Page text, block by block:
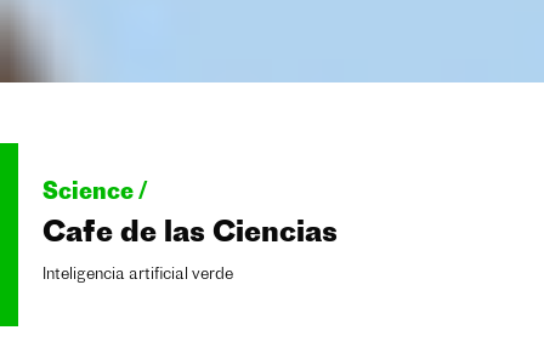
Science /
Cafe de las Ciencias
Inteligencia artificial verde